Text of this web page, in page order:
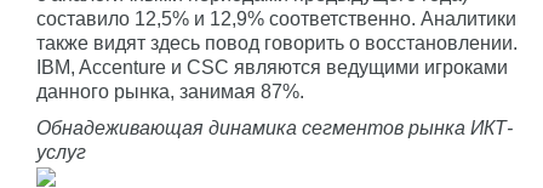
составило 12,5% и 12,9% соответственно. Аналитики
также видят здесь повод говорить о восстановлении.
IBM, Accenture и CSC являются ведущими игроками
данного рынка, занимая 87%.
Обнадеживающая динамика сегментов рынка ИКТ-
услуг